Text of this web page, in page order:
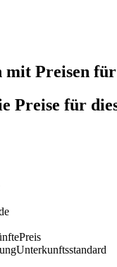
mit Preisen
Preise für
Preis
Unterkunftsstandard